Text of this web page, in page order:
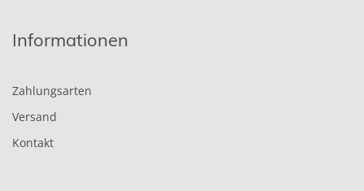
Informationen
Zahlungsarten
Versand
Kontakt